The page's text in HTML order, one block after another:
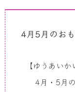
4月5月のお
【ゆうあい
4月・5月